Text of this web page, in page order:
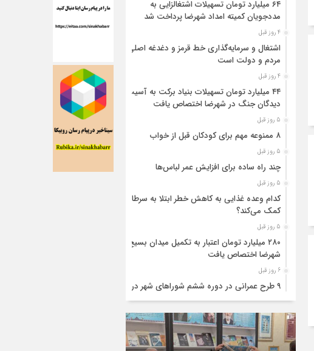
۶۴ میلیارد تومان تسهیلات اشتغالزایی به
مددجویان کمیته امداد شهرضا پرداخت شد
4 روز قبل
اشتغال و سرمایه‌گذاری خط قرمز و دغدغه اصلی
مردم و دولت است
4 روز قبل
۴۴ میلیارد تومان تسهیلات بنیاد برکت به آسیب
دیدگان جنگ در شهرضا اختصاص یافت
5 روز قبل
۸ ممنوعه مهم برای کودکان قبل از خواب
5 روز قبل
چند راه ساده برای افزایش عمر لباس‌ها
5 روز قبل
کدام وعده غذایی به کاهش خطر ابتلا به سرطان
کمک می‌کند؟
5 روز قبل
۲۸۰ میلیارد تومان اعتبار به تکمیل میدان بسیج
شهرضا اختصاص یافت
6 روز قبل
۹ طرح عمرانی در دوره ششم شوراهای شهر در
شهرضا تکمیل شد
6 روز قبل
6 روز قبل